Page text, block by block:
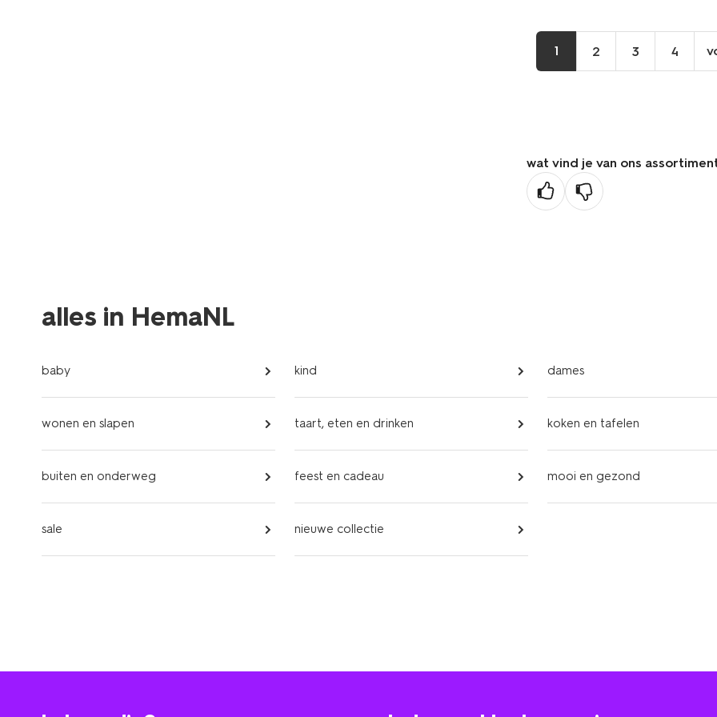
1 2 3 4
wat vind je van ons
alles in HemaNL
baby kind dames
wonen en slapen taart, eten en drinken koken en tafelen
buiten en onderweg feest en cadeau mooi en gezond
sale nieuwe collectie